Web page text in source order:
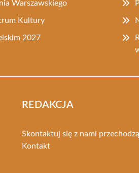
Warszawskiego
Kultury
2027
REDAKCJA
Skontaktuj się z nami
Kontakt